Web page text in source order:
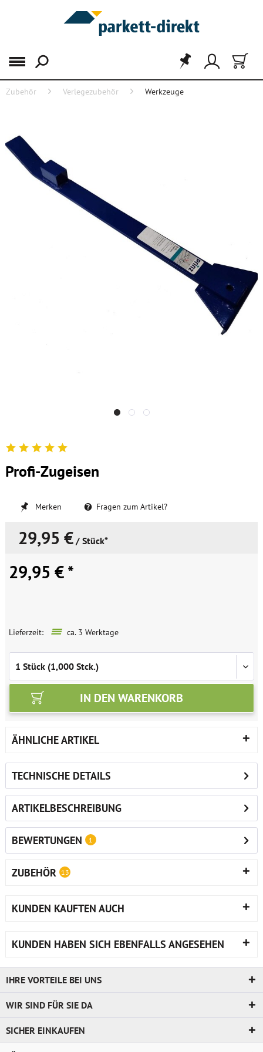
Menü
Zubehör Verlegezubehör Werkzeuge
Profi-Zugeisen
Merken Fragen zum Artikel?
29,95 € / Stück*
29,95 € *
Lieferzeit: ca. 3 Werktage
IN DEN WARENKORB
ÄHNLICHE ARTIKEL
TECHNISCHE DETAILS
ARTIKELBESCHREIBUNG
BEWERTUNGEN 1
ZUBEHÖR 13
KUNDEN KAUFTEN AUCH
KUNDEN HABEN SICH EBENFALLS ANGESEHEN
IHRE VORTEILE BEI UNS
WIR SIND FÜR SIE DA
SICHER EINKAUFEN